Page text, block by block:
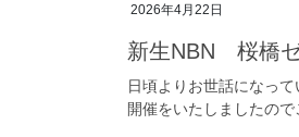
2026年4月22日
新生NBN 桜橋
日頃よりお世話になっ
開催をいたしましたの